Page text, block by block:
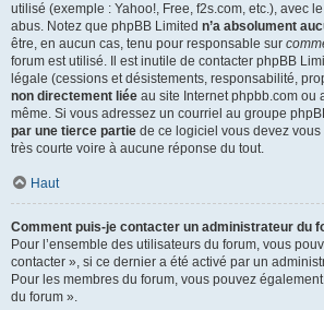
utilisé (exemple : Yahoo!, Free, f2s.com, etc.), avec
abus. Notez que phpBB Limited n’a absolument
être, en aucun cas, tenu pour responsable sur
forum est utilisé. Il est inutile de contacter phpBB
légale (cessions et désistements, responsabilité,
non directement liée au site Internet phpbb.com ou
même. Si vous adressez un courriel au groupe
par une tierce partie de ce logiciel vous devez
très courte voire à aucune réponse du tout.
Haut
Comment puis-je contacter un administrateur du
Pour l’ensemble des utilisateurs du forum, vous
contacter », si ce dernier a été activé par un
Pour les membres du forum, vous pouvez
du forum ».